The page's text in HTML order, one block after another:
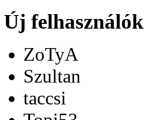
Új felhasználók
ZoTyA
Szultan
taccsi